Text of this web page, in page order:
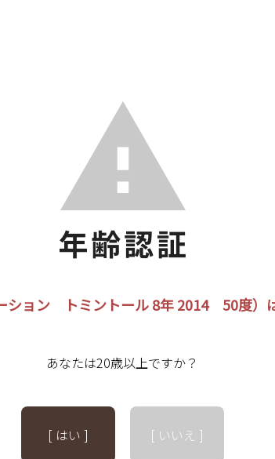
ション トミントール 8年 2014 50度）
あなたは20歳以上ですか？
[ はい ] [ いいえ ]